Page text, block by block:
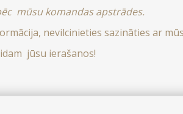
mūsu komandas apstrādes.
nevilcinieties sazināties ar
jūsu ierašanos!